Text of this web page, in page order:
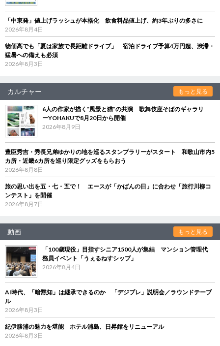
「中東発」値上げラッシュが本格化 飲食料品値上げ、約3年ぶりの多さに
2026年8月4日
物価高でも「夏は家族で長距離ドライブ」 宿泊ドライブ予算4万円超、渋滞・
猛暑への備えも必須
2026年8月3日
カルチャー もっと見る
6人の作家が描く“風景と猫”の共演 歌舞伎座そばのギャラリ
ーYOHAKUで8月20日から開催
2026年8月9日
豊臣秀吉・秀長兄弟ゆかりの地を巡るスタンプラリーがスタート 和歌山市内5
カ所・近畿6カ所を巡り限定グッズをもらおう
2026年8月8日
旅の思い出を五・七・五で！ エースが「かばんの日」に合わせ「旅行川柳コ
ンテスト」を開催
2026年8月7日
動画 もっと見る
「100歳現役」目指すシニア1500人が集結 マンション管理代
務員イベント「うぇるねすシップ」
2026年8月4日
AI時代、「暗黙知」は継承できるのか 「デジブレ」説明会／ラウンドテーブ
ル
2026年8月3日
紀伊勝浦の魅力を堪能 ホテル浦島、日昇館をリニューアル
2026年8月3日